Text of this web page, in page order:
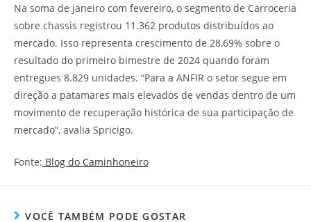
Na soma de janeiro com fevereiro, o segmento de Carroceria
sobre chassis registrou 11.362 produtos distribuídos ao
mercado. Isso representa crescimento de 28,69% sobre o
resultado do primeiro bimestre de 2024 quando foram
entregues 8.829 unidades. “Para a ANFIR o setor segue em
direção a patamares mais elevados de vendas dentro de um
movimento de recuperação histórica de sua participação de
mercado”, avalia Spricigo.
Fonte: Blog do Caminhoneiro
VOCÊ TAMBÉM PODE GOSTAR